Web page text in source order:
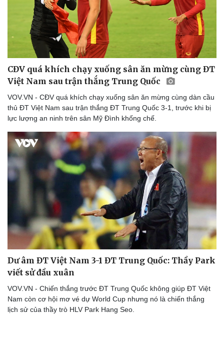
Bóng đá
Lịch thi đấu bóng đá
Thế giới thể thao
eSports
Hậu trường
Ô tô
CĐV quá khích chạy xuống sân ăn mừng cùng ĐT
Việt Nam sau trận thắng Trung Quốc
VOV.VN - CĐV quá khích chạy xuống sân ăn mừng cùng dàn cầu
thủ ĐT Việt Nam sau trận thắng ĐT Trung Quốc 3-1, trước khi bị
lực lượng an ninh trên sân Mỹ Đình khống chế.
Dư âm ĐT Việt Nam 3-1 ĐT Trung Quốc: Thầy Park
viết sử đầu xuân
VOV.VN - Chiến thắng trước ĐT Trung Quốc không giúp ĐT Việt
Nam còn cơ hội mơ vé dự World Cup nhưng nó là chiến thắng
lịch sử của thầy trò HLV Park Hang Seo.